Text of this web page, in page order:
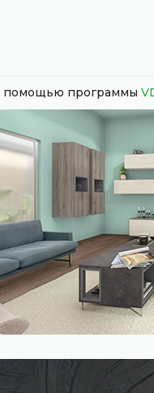
помощью программы